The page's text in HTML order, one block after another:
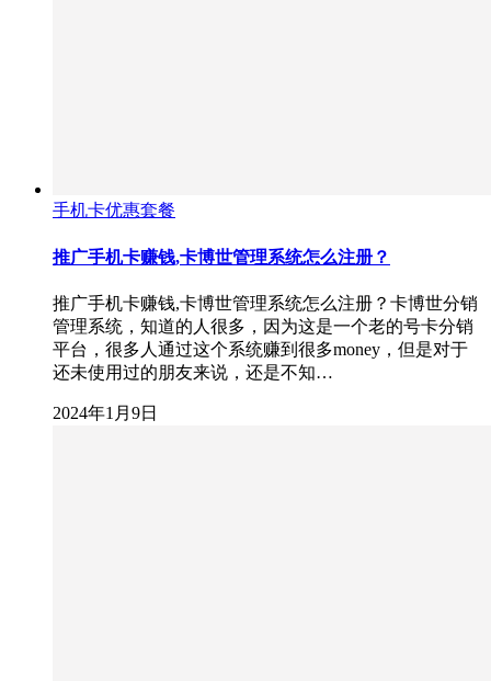
手机卡优惠套餐
推广手机卡赚钱,卡博世管理系统怎么注册？
推广手机卡赚钱,卡博世管理系统怎么注册？卡博世分销
管理系统，知道的人很多，因为这是一个老的号卡分销
平台，很多人通过这个系统赚到很多money，但是对于
还未使用过的朋友来说，还是不知…
2024年1月9日